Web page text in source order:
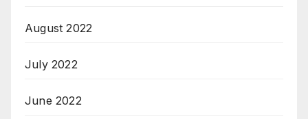
August 2022
July 2022
June 2022